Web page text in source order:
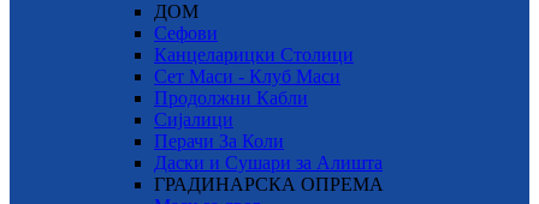
ДОМ
Сефови
Канцеларицки Столици
Сет Маси - Клуб Маси
Продолжни Кабли
Сијалици
Перачи За Коли
Даски и Сушари за Алишта
ГРАДИНАРСКА ОПРЕМА